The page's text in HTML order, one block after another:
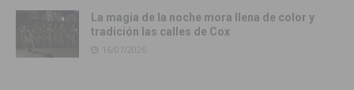
La magia de la noche mora llena de color y
tradición las calles de Cox
16/07/2026